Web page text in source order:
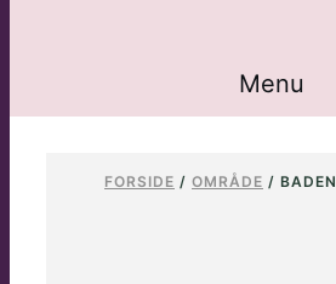
Menu
FORSIDE / OMRÅDE / BADEN